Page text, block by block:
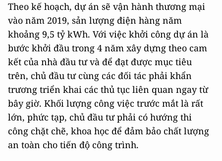
Theo kế hoạch, dự án sẽ vận hành thương mại
vào năm 2019, sản lượng điện hàng năm
khoảng 9,5 tỷ kWh. Với việc khởi công dự án là
bước khởi đầu trong 4 năm xây dựng theo cam
kết của nhà đầu tư và để đạt được mục tiêu
trên, chủ đầu tư cùng các đối tác phải khẩn
trương triển khai các thủ tục liên quan ngay từ
bây giờ. Khối lượng công việc trước mắt là rất
lớn, phức tạp, chủ đầu tư phải có hướng thi
công chặt chẽ, khoa học để đảm bảo chất lượng
an toàn cho tiến độ công trình.